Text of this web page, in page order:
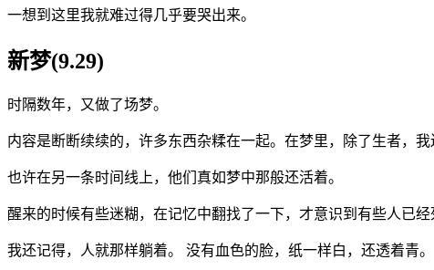
一想到这里我就难过得几乎要哭出来。
新梦(9.29)
时隔数年，又做了场梦。
内容是断断续续的，许多东西杂糅在一起。在梦里，除了生者，
也许在另一条时间线上，他们真如梦中那般还活着。
醒来的时候有些迷糊，在记忆中翻找了一下，才意识到有些人已经
我还记得，人就那样躺着。 没有血色的脸，纸一样白，还透着青